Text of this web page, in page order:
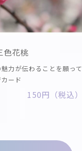
色花桃
力が伝わることを願って
ード
150円（税込）